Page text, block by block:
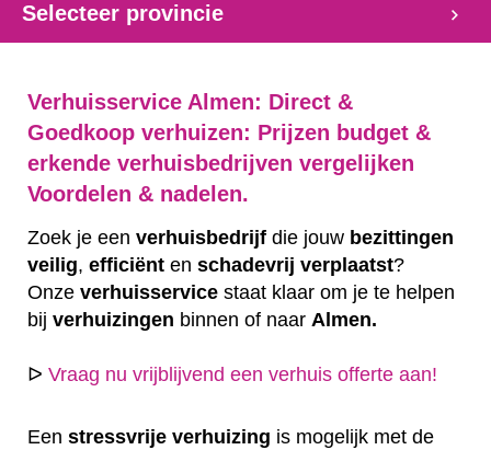
Selecteer provincie
Verhuisservice Almen: Direct &
Goedkoop verhuizen: Prijzen budget &
erkende verhuisbedrijven vergelijken
Voordelen & nadelen.
Zoek je een verhuisbedrijf die jouw bezittingen
veilig, efficiënt en schadevrij verplaatst?
Onze verhuisservice staat klaar om je te helpen
bij verhuizingen binnen of naar Almen.
ᐅ Vraag nu vrijblijvend een verhuis offerte aan!
Een stressvrije verhuizing is mogelijk met de